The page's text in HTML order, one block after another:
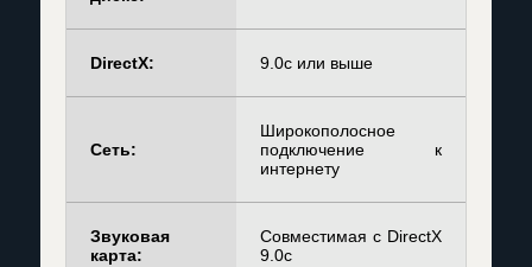
DirectX: 9.0c или выше
Сеть:
Широкополосное
подключение к
интернету
Звуковая
карта:
Совместимая с DirectX
9.0c